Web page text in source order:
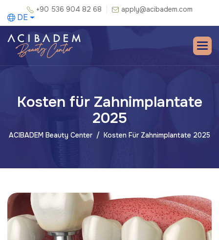
+90 536 904 82 68 apply@acibadem.com
DE
Kosten für Zahnimplantate
2025
ACIBADEM Beauty Center Kosten Für Zahnimplantate 2025